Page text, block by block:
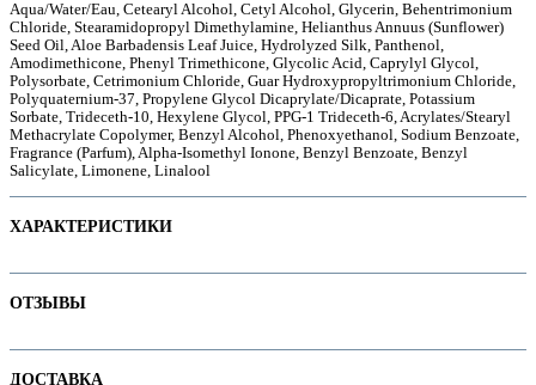
Aqua/Water/Eau, Cetearyl Alcohol, Cetyl Alcohol, Glycerin, Behentrimonium
Chloride, Stearamidopropyl Dimethylamine, Helianthus Annuus (Sunflower)
Seed Oil, Aloe Barbadensis Leaf Juice, Hydrolyzed Silk, Panthenol,
Amodimethicone, Phenyl Trimethicone, Glycolic Acid, Caprylyl Glycol,
Polysorbate, Cetrimonium Chloride, Guar Hydroxypropyltrimonium Chloride,
Polyquaternium-37, Propylene Glycol Dicaprylate/Dicaprate, Potassium
Sorbate, Trideceth-10, Hexylene Glycol, PPG-1 Trideceth-6, Acrylates/Stearyl
Methacrylate Copolymer, Benzyl Alcohol, Phenoxyethanol, Sodium Benzoate,
Fragrance (Parfum), Alpha-Isomethyl Ionone, Benzyl Benzoate, Benzyl
Salicylate, Limonene, Linalool
ХАРАКТЕРИСТИКИ
Не тестируется на животных
ОТЗЫВЫ
ДОСТАВКА